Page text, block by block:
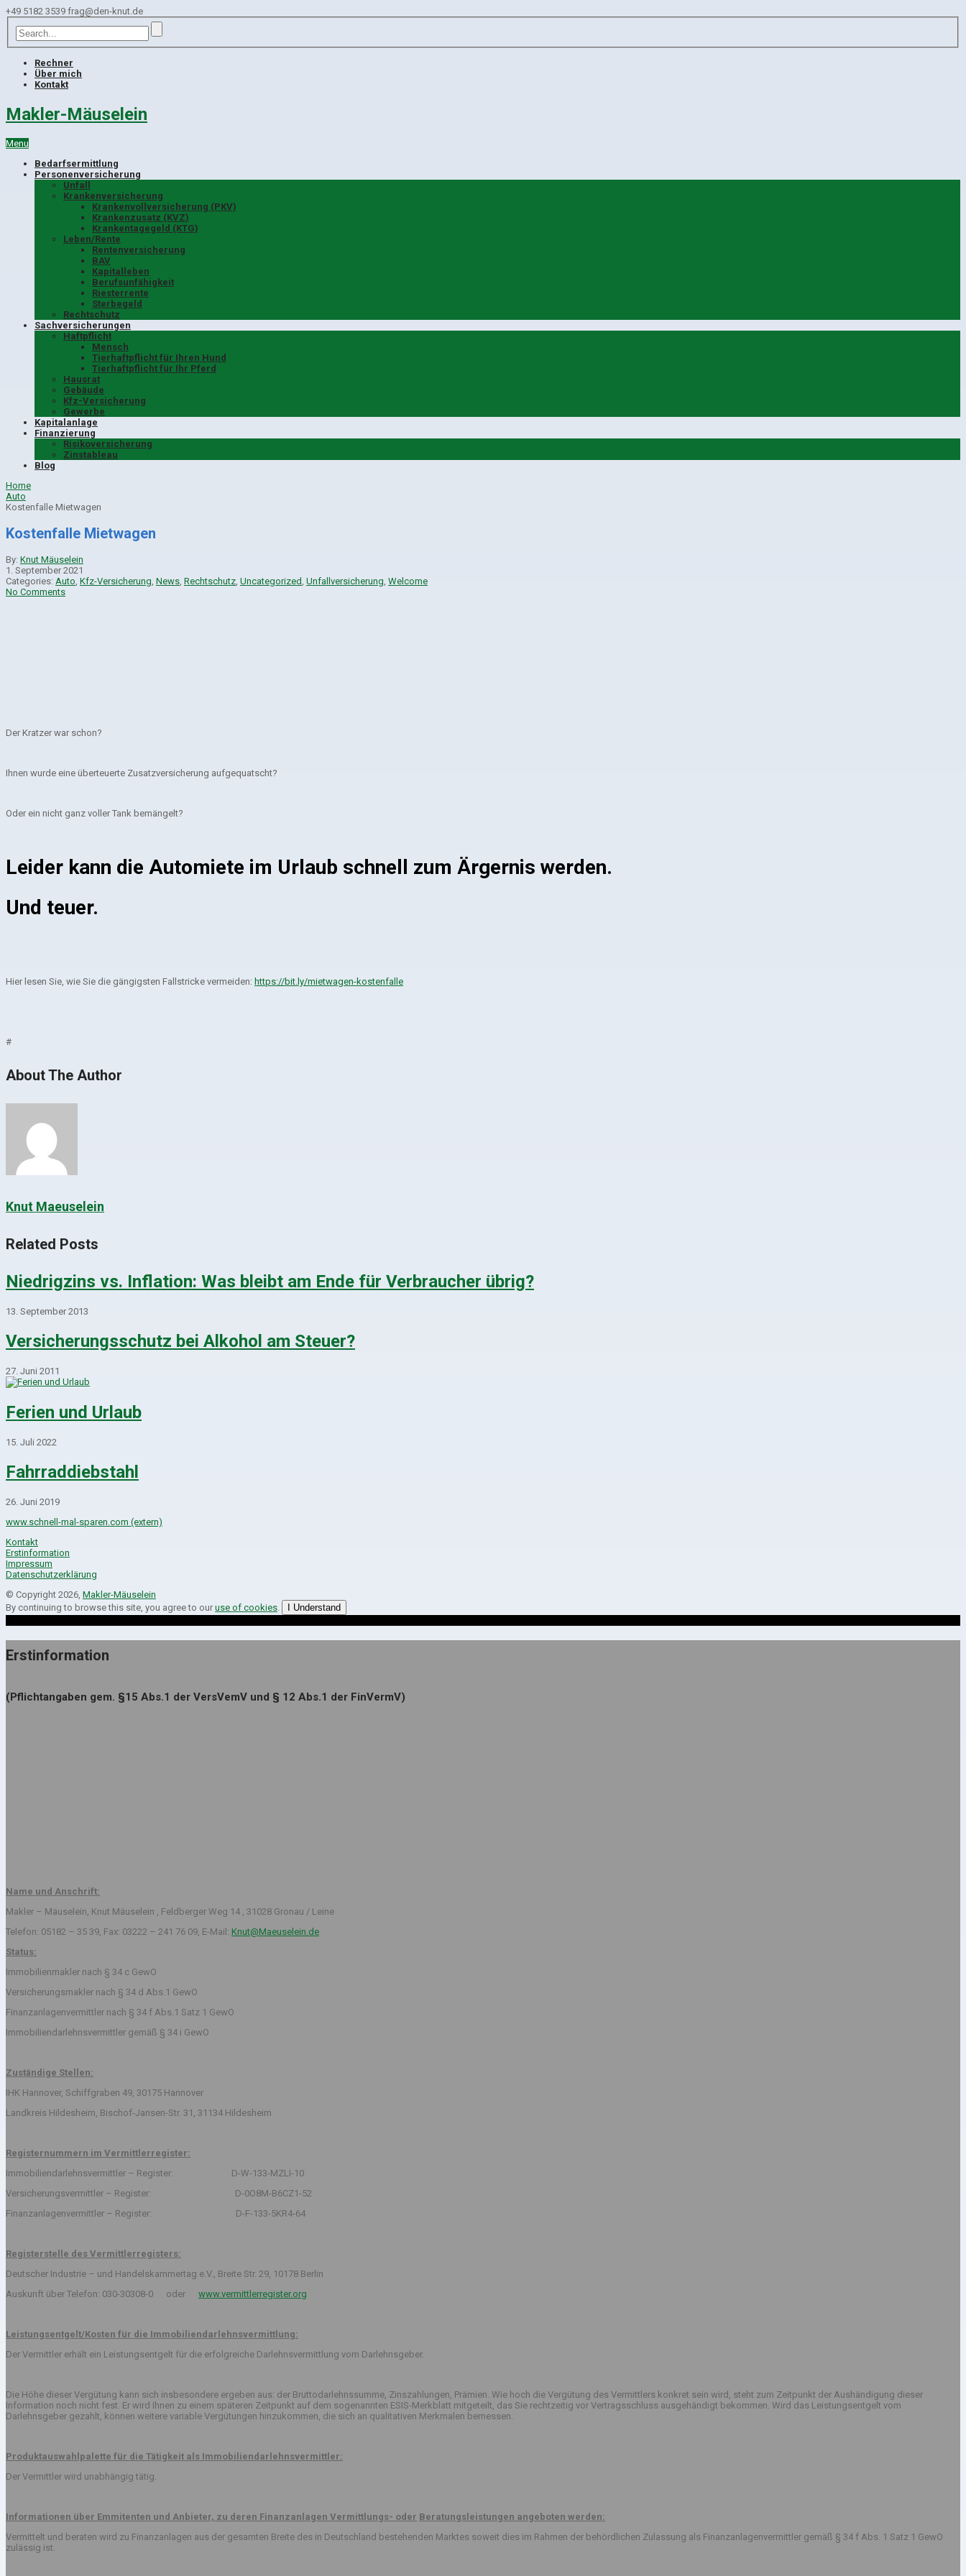
+49 5182 3539 frag@den-knut.de
Rechner
Über mich
Kontakt
Makler-Mäuselein
Menu
Bedarfsermittlung
Personenversicherung
Unfall
Krankenversicherung
Krankenvollversicherung (PKV)
Krankenzusatz (KVZ)
Krankentagegeld (KTG)
Leben/Rente
Rentenversicherung
BAV
Kapitalleben
Berufsunfähigkeit
Riesterrente
Sterbegeld
Rechtschutz
Sachversicherungen
Haftpflicht
Mensch
Tierhaftpflicht für Ihren Hund
Tierhaftpflicht für Ihr Pferd
Hausrat
Gebäude
Kfz-Versicherung
Gewerbe
Kapitalanlage
Finanzierung
Risikoversicherung
Zinstableau
Blog
Home
Auto
Kostenfalle Mietwagen
Kostenfalle Mietwagen
By: Knut Mäuselein
1. September 2021
Categories: Auto Kfz-Versicherung News Rechtschutz Uncategorized Unfallversicherung Welcome
No Comments
Der Kratzer war schon?
Ihnen wurde eine überteuerte Zusatzversicherung aufgequatscht?
Oder ein nicht ganz voller Tank bemängelt?
Leider kann die Automiete im Urlaub schnell zum Ärgernis werden.
Und teuer.
Hier lesen Sie, wie Sie die gängigsten Fallstricke vermeiden: https://bit.ly/mietwagen-kostenfalle
#
About The Author
Knut Maeuselein
Related Posts
Niedrigzins vs. Inflation: Was bleibt am Ende für Verbraucher übrig?
13. September 2013
Versicherungsschutz bei Alkohol am Steuer?
27. Juni 2011
Ferien und Urlaub
15. Juli 2022
Fahrraddiebstahl
26. Juni 2019
www.schnell-mal-sparen.com (extern)
Kontakt
Erstinformation
Impressum
Datenschutzerklärung
© Copyright 2026, Makler-Mäuselein
By continuing to browse this site, you agree to our use of cookies I Understand
Erstinformation
(Pflichtangaben gem. §15 Abs.1 der VersVemV und § 12 Abs.1 der FinVermV)
Name und Anschrift:
Makler – Mäuselein, Knut Mäuselein , Feldberger Weg 14 , 31028 Gronau / Leine
Telefon: 05182 – 35 39, Fax: 03222 – 241 76 09, E-Mail: Knut@Maeuselein.de
Status:
Immobilienmakler nach § 34 c GewO
Versicherungsmakler nach § 34 d Abs.1 GewO
Finanzanlagenvermittler nach § 34 f Abs.1 Satz 1 GewO
Immobiliendarlehnsvermittler gemäß § 34 i GewO
Zuständige Stellen:
IHK Hannover, Schiffgraben 49, 30175 Hannover
Landkreis Hildesheim, Bischof-Jansen-Str. 31, 31134 Hildesheim
Registernummern im Vermittlerregister:
Immobiliendarlehnsvermittler – Register: D-W-133-MZLI-10
Versicherungsvermittler – Register: D-0O8M-B6CZ1-52
Finanzanlagenvermittler – Register: D-F-133-5KR4-64
Registerstelle des Vermittlerregisters:
Deutscher Industrie – und Handelskammertag e.V., Breite Str. 29, 10178 Berlin
Auskunft über Telefon: 030-30308-0 oder www.vermittlerregister.org
Leistungsentgelt/Kosten für die Immobiliendarlehnsvermittlung:
Der Vermittler erhält ein Leistungsentgelt für die erfolgreiche Darlehnsvermittlung vom Darlehnsgeber.
Die Höhe dieser Vergütung kann sich insbesondere ergeben aus: der Bruttodarlehnssumme, Zinszahlungen, Prämien. Wie hoch die Vergütung des Vermittlers konkret sein wird, steht zum Zeitpunkt der Aushändigung dieser
Information noch nicht fest. Er wird Ihnen zu einem späteren Zeitpunkt auf dem sogenannten ESIS-Merkblatt mitgeteilt, das Sie rechtzeitig vor Vertragsschluss ausgehändigt bekommen. Wird das Leistungsentgelt vom
Darlehnsgeber gezahlt, können weitere variable Vergütungen hinzukommen, die sich an qualitativen Merkmalen bemessen.
Produktauswahlpalette für die Tätigkeit als Immobiliendarlehnsvermittler:
Der Vermittler wird unabhängig tätig.
Informationen über Emmitenten und Anbieter, zu deren Finanzanlagen Vermittlungs- oder Beratungsleistungen angeboten werden:
Vermittelt und beraten wird zu Finanzanlagen aus der gesamten Breite des in Deutschland bestehenden Marktes soweit dies im Rahmen der behördlichen Zulassung als Finanzanlagenvermittler gemäß § 34 f Abs. 1 Satz 1 GewO
zulässig ist.